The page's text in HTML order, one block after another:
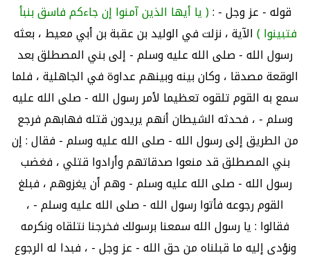
قوله - عز وجل - :( يا أيها الذين آمنوا إن جاءكم فاسق بنبأ
فتبينوا )الآية ، نزلت في الوليد بن عقبة بن أبي معيط ، بعثه
رسول الله - صلى الله عليه وسلم - إلى بني المصطلق بعد
الوقعة مصدقا ، وكان بينه وبينهم عداوة في الجاهلية ، فلما
سمع به القوم تلقوه تعظيما لأمر رسول الله - صلى الله عليه
وسلم - ، فحدثه الشيطان أنهم يريدون قتله فهابهم فرجع
من الطريق إلى رسول الله - صلى الله عليه وسلم - فقال : إن
بني المصطلق قد منعوا صدقاتهم وأرادوا قتلي ، فغضب
رسول الله - صلى الله عليه وسلم - وهم أن يغزوهم ، فبلغ
القوم رجوعه فأتوا رسول الله - صلى الله عليه وسلم - ،
فقالوا : يا رسول الله سمعنا برسولك فخرجنا نتلقاه ونكرمه
ونؤدي إليه ما قبلناه من حق الله - عز وجل - ، فبدا له الرجوع